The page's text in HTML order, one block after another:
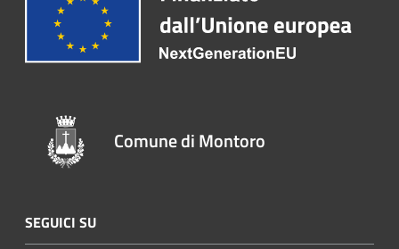
Comune di Montoro
SEGUICI SU